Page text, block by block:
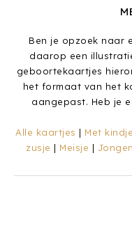
Ben je opzoek naar
daarop een
geboortekaartjes
het formaat van het
aangepast. Heb je
Alle kaartjes | Met kindje
zusje | Meisje | Jongen